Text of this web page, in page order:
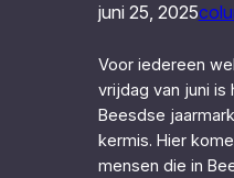
juni 25, 2025
Voor iedereen
vrijdag van juni is
Beesdse
kermis. Hier
mensen die in